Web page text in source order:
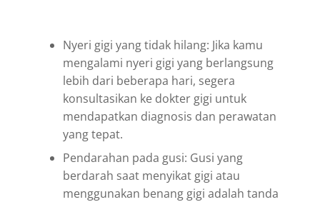
Nyeri gigi yang tidak hilang: Jika kamu
mengalami nyeri gigi yang berlangsung
lebih dari beberapa hari, segera
konsultasikan ke dokter gigi untuk
mendapatkan diagnosis dan perawatan
yang tepat.
Pendarahan pada gusi: Gusi yang
berdarah saat menyikat gigi atau
menggunakan benang gigi adalah tanda